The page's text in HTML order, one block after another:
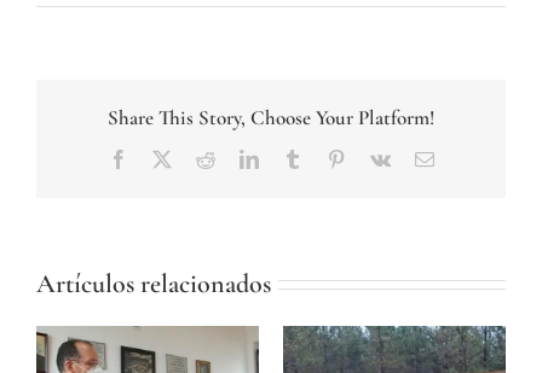
Share This Story, Choose Your Platform!
Facebook
TwitterRedditLinkedInTumblr Pinterest
Vk
Correo
Artículos relacionados